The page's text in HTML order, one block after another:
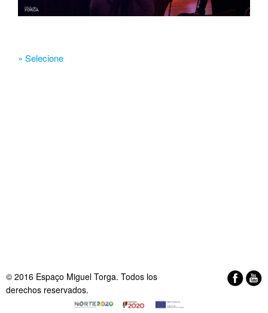
» Selecione
© 2016 Espaço Miguel Torga. Todos los
derechos reservados.